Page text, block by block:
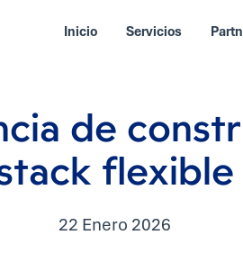
Inicio Servicios
de
flexible
22 Enero 2026